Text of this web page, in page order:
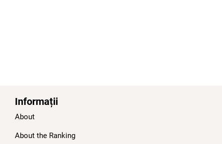
Informații
About
About the Ranking